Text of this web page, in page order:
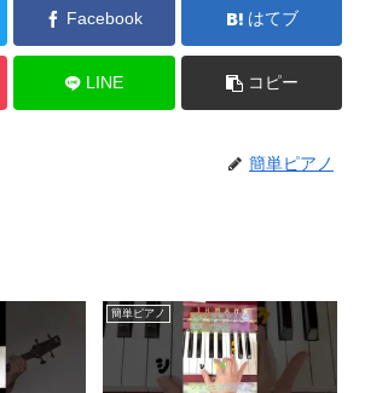
Facebook はてブ
LINE コピー
簡単ピアノ
簡単ピアノ